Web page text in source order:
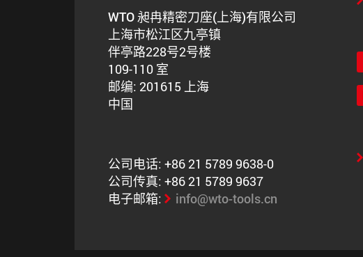
WTO 昶冉精密刀座(上海)有限公司
上海市松江区九亭镇
伴亭路228号2号楼
109-110 室
邮编: 201615 上海
中国
公司电话: +86 21 5789 9638-0
公司传真: +86 21 5789 9637
电子邮箱:
info@wto-tools.cn